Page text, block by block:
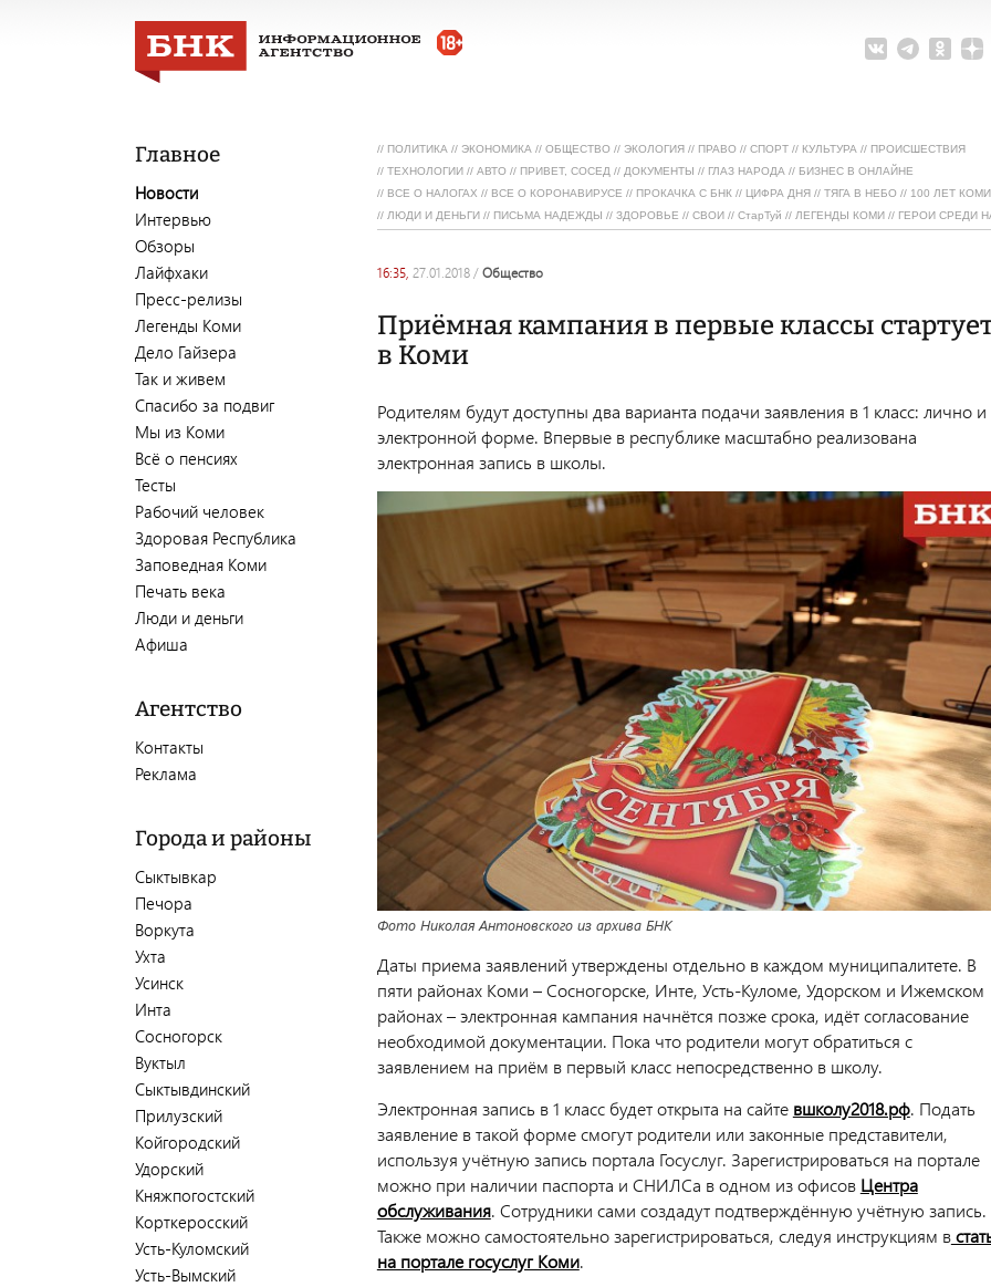
Главное
Новости
Интервью
Обзоры
Лайфхаки
Пресс-релизы
Легенды Коми
Дело Гайзера
Так и живем
Спасибо за подвиг
Мы из Коми
Всё о пенсиях
Тесты
Рабочий человек
Здоровая Республика
Заповедная Коми
Печать века
Люди и деньги
Афиша
Агентство
Контакты
Реклама
Города и районы
Сыктывкар
Печора
Воркута
Ухта
Усинск
Инта
Сосногорск
Вуктыл
Сыктывдинский
Прилузский
Койгородский
Удорский
Княжпогостский
Корткеросский
Усть-Куломский
Усть-Вымский
// ПОЛИТИКА // ЭКОНОМИКА // ОБЩЕСТВО // ЭКОЛОГИЯ // ПРАВО // СПОРТ // КУЛЬТУРА // ПРОИСШЕСТВИЯ
// ТЕХНОЛОГИИ // АВТО // ПРИВЕТ, СОСЕД // ДОКУМЕНТЫ // ГЛАЗ НАРОДА // БИЗНЕС В ОНЛАЙНЕ
// ВСЕ О НАЛОГАХ // ВСЕ О КОРОНАВИРУСЕ // ПРОКАЧКА С БНК // ЦИФРА ДНЯ // ТЯГА В НЕБО // 100 ЛЕТ КОМИ
// ЛЮДИ И ДЕНЬГИ // ПИСЬМА НАДЕЖДЫ // ЗДОРОВЬЕ // СВОИ // СтарТуй // ЛЕГЕНДЫ КОМИ // ГЕРОИ СРЕДИ
16:35, 27.01.2018 / общество
Приёмная кампания в первые классы
в Коми
Родителям будут доступны два варианта подачи заявления в 1 класс: лично и
электронной форме. Впервые в республике масштабно реализована
электронная запись в школы.
Фото Николая Антоновского из архива БНК
Даты приема заявлений утверждены отдельно в каждом муниципалитете. В
пяти районах Коми – Сосногорске, Инте, Усть-Куломе, Удорском и Ижемском
районах – электронная кампания начнётся позже срока, идёт согласование
необходимой документации. Пока что родители могут обратиться с
заявлением на приём в первый класс непосредственно в школу.
Электронная запись в 1 класс будет открыта на сайте вшколу2018.рф. Подать
заявление в такой форме смогут родители или законные представители,
используя учётную запись портала Госуслуг. Зарегистрироваться на портале
можно при наличии паспорта и СНИЛСа в одном из офисов Центра
обслуживания. Сотрудники сами создадут подтверждённую учётную запись.
Также можно самостоятельно зарегистрироваться, следуя инструкциям в
на портале госуслуг Коми.